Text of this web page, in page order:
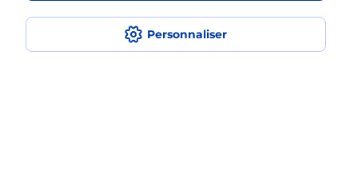
Personnaliser
Comment fonctionne la